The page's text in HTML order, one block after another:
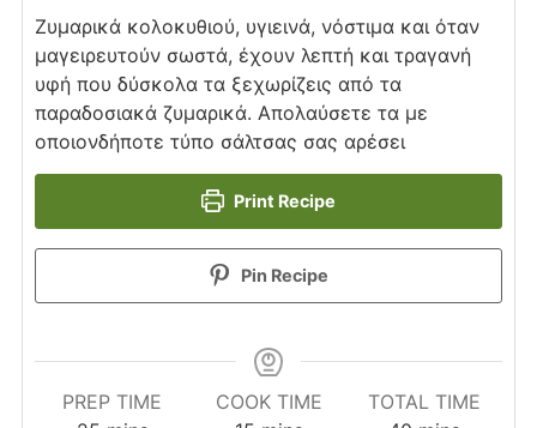
Ζυμαρικά κολοκυθιού, υγιεινά, νόστιμα και όταν
μαγειρευτούν σωστά, έχουν λεπτή και τραγανή
υφή που δύσκολα τα ξεχωρίζεις από τα
παραδοσιακά ζυμαρικά. Απολαύσετε τα με
οποιονδήποτε τύπο σάλτσας σας αρέσει
Print Recipe
Pin Recipe
PREP TIME
COOK TIME
TOTAL TIME